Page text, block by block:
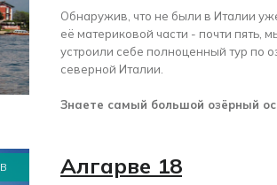
Обнаружив, что не были в Италии
её материковой части - почти пять,
устроили себе полноценный тур по
северной Италии.
Знаете самый большой озёрный
Алгарве 18